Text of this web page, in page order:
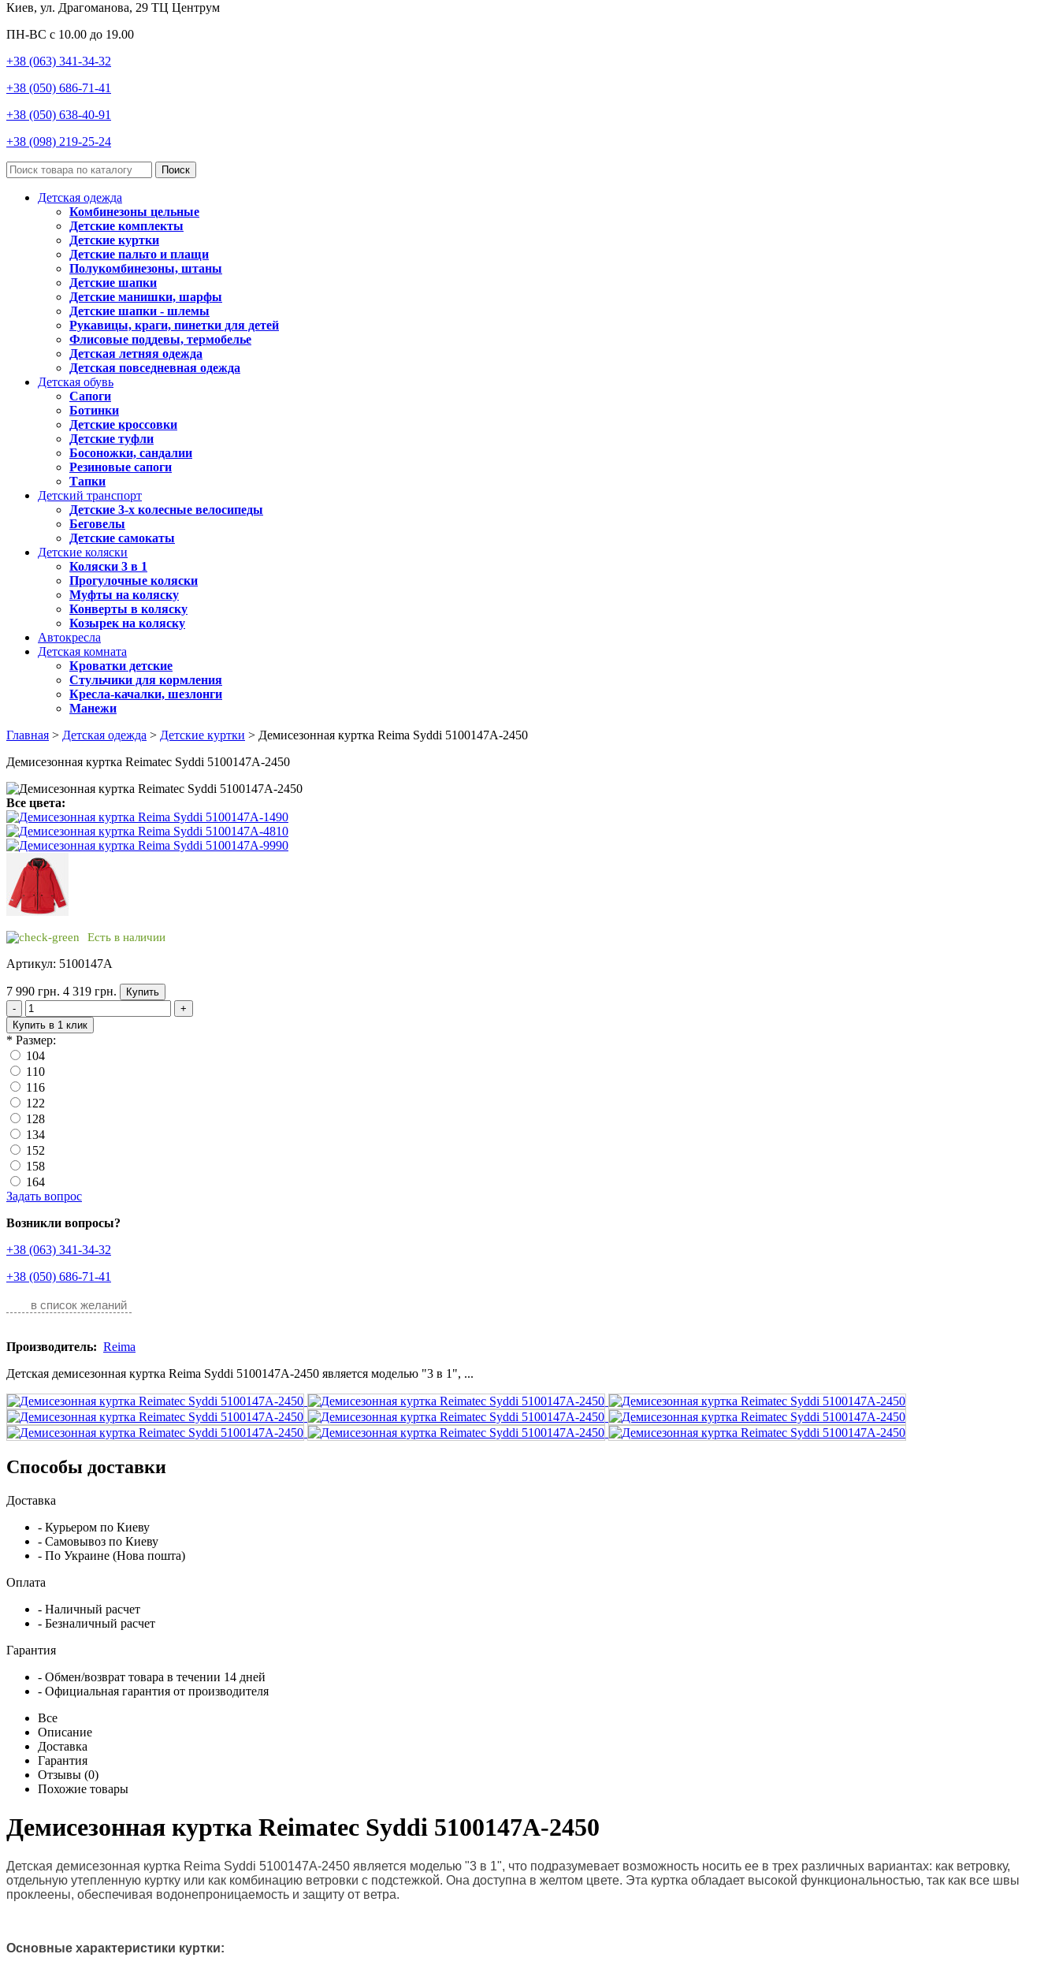
Киев, ул. Драгоманова, 29 ТЦ Центрум
ПН-ВС с 10.00 до 19.00
+38 (063) 341-34-32
+38 (050) 686-71-41
+38 (050) 638-40-91
+38 (098) 219-25-24
Поиск
Детская одежда
Комбинезоны цельные
Детские комплекты
Детские куртки
Детские пальто и плащи
Полукомбинезоны, штаны
Детские шапки
Детские манишки, шарфы
Детские шапки - шлемы
Рукавицы, краги, пинетки для детей
Флисовые поддевы, термобелье
Детская летняя одежда
Детская повседневная одежда
Детская обувь
Сапоги
Ботинки
Детские кроссовки
Детские туфли
Босоножки, сандалии
Резиновые сапоги
Тапки
Детский транспорт
Детские 3-х колесные велосипеды
Беговелы
Детские самокаты
Детские коляски
Коляски 3 в 1
Прогулочные коляски
Муфты на коляску
Конверты в коляску
Козырек на коляску
Автокресла
Детская комната
Кроватки детские
Стульчики для кормления
Кресла-качалки, шезлонги
Манежи
Главная > Детская одежда > Детские куртки > Демисезонная куртка Reima Syddi 5100147A-2450
Демисезонная куртка Reimatec Syddi 5100147A-2450
Все цвета:
Есть в наличии
Артикул: 5100147A
7 990 грн. 4 319 грн.
Купить
-
+
Купить в 1 клик
* Размер:
104
110
116
122
128
134
152
158
164
Задать вопрос
Возникли вопросы?
+38 (063) 341-34-32
+38 (050) 686-71-41
в список желаний
Производитель: Reima
Детская демисезонная куртка Reima Syddi 5100147A-2450 является моделью "3 в 1", ...
Способы доставки
Доставка
- Курьером по Киеву
- Самовывоз по Киеву
- По Украине (Нова пошта)
Оплата
- Наличный расчет
- Безналичный расчет
Гарантия
- Обмен/возврат товара в течении 14 дней
- Официальная гарантия от производителя
Все
Описание
Доставка
Гарантия
Отзывы (0)
Похожие товары
Демисезонная куртка Reimatec Syddi 5100147A-2450
Детская демисезонная куртка Reima Syddi 5100147A-2450 является моделью "3 в 1", что подразумевает возможность носить ее в трех различных вариантах: как ветровку,
отдельную утепленную куртку или как комбинацию ветровки с подстежкой. Она доступна в желтом цвете. Эта куртка обладает высокой функциональностью, так как все швы
проклеены, обеспечивая водонепроницаемость и защиту от ветра.
Основные характеристики куртки: